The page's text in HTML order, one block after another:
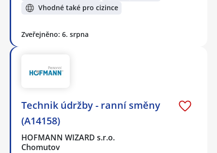
Vhodné také pro cizince
Zveřejněno: 6. srpna
Technik údržby - ranní směny
(A14158)
HOFMANN WIZARD s.r.o.
Chomutov